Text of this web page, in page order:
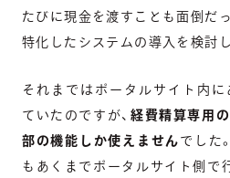
たびに現金を渡すことも面倒だ
特化したシステムの導入を検討
それまではポータルサイト内
ていたのですが、 経費精算専用
部の機能しか使えません でした
もあくまでポータルサイト側で